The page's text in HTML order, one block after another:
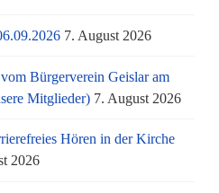
7. August 2026
Bürgerverein Geislar am
Mitglieder) 7. August 2026
Hören in der Kirche
2026